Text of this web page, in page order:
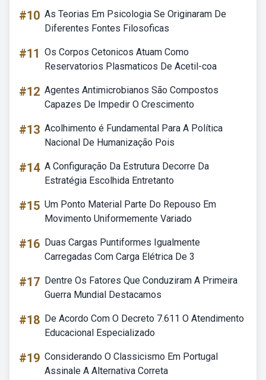
#10 As Teorias Em Psicologia Se Originaram De
Diferentes Fontes Filosoficas
#11 Os Corpos Cetonicos Atuam Como
Reservatorios Plasmaticos De Acetil-coa
#12 Agentes Antimicrobianos São Compostos
Capazes De Impedir O Crescimento
#13 Acolhimento é Fundamental Para A Política
Nacional De Humanização Pois
#14 A Configuração Da Estrutura Decorre Da
Estratégia Escolhida Entretanto
#15 Um Ponto Material Parte Do Repouso Em
Movimento Uniformemente Variado
#16 Duas Cargas Puntiformes Igualmente
Carregadas Com Carga Elétrica De 3
#17 Dentre Os Fatores Que Conduziram A Primeira
Guerra Mundial Destacamos
#18 De Acordo Com O Decreto 7.611 O Atendimento
Educacional Especializado
#19 Considerando O Classicismo Em Portugal
Assinale A Alternativa Correta